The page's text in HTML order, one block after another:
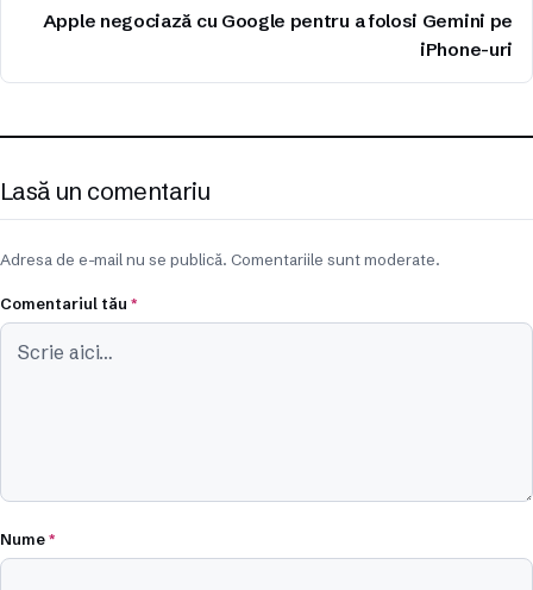
Apple negociază cu Google pentru a folosi Gemini pe
iPhone-uri
Lasă un comentariu
Adresa de e-mail nu se publică. Comentariile sunt moderate.
Comentariul tău *
Nume*